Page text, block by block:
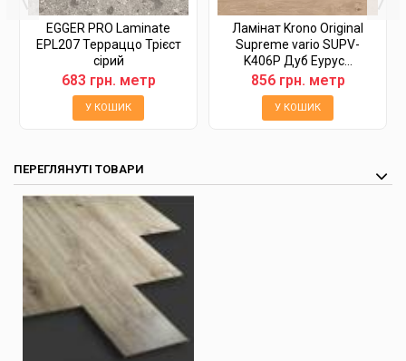
EGGER PRO Laminate
EPL207 Терраццо Трієст
сірий
683 грн. метр
У КОШИК
Ламінат Krono Original
Supreme vario SUPV-
K406P Дуб Еурус...
856 грн. метр
У КОШИК
ПЕРЕГЛЯНУТІ ТОВАРИ